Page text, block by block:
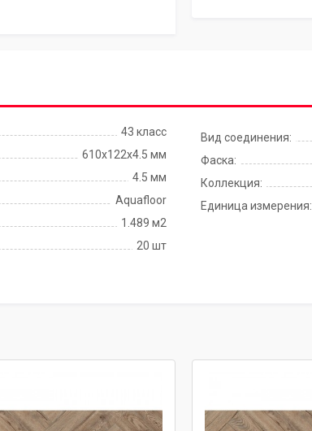
43 класс
610x122x4.5 мм
4.5 мм
Aquafloor
1.489 м2
20 шт
Вид соединения:
Фаска:
Коллекция:
Единица измерения: